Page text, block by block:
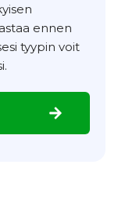
ennen
tyypin voit